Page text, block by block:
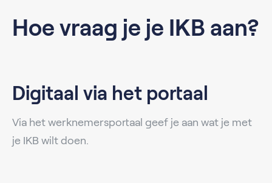
Hoe vraag je je IKB aan?
Digitaal via het portaal
Via het werknemersportaal geef je aan wat je met
je IKB wilt doen.